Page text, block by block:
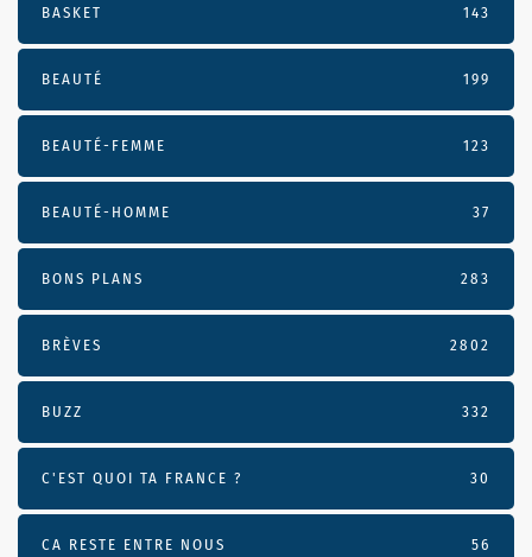
BASKET 143
BEAUTÉ 199
BEAUTÉ-FEMME 123
BEAUTÉ-HOMME 37
BONS PLANS 283
BRÈVES 2802
BUZZ 332
C'EST QUOI TA FRANCE ? 30
CA RESTE ENTRE NOUS 56